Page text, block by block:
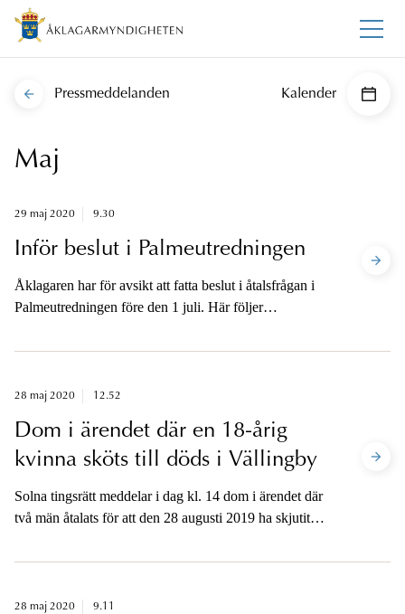
Pressmeddelanden Kalender
Maj
29 maj 2020 9.30
Inför beslut i Palmeutredningen
Åklagaren har för avsikt att fatta beslut i åtalsfrågan i
Palmeutredningen före den 1 juli. Här följer
28 maj 2020 12.52
Dom i ärendet där en 18-årig
kvinna sköts till döds i Vällingby
Solna tingsrätt meddelar i dag kl. 14 dom i ärendet där
två män åtalats för att den 28 augusti 2019 ha skjutit
mord på en 33-årig man. Ytterligare en man står åtalad
Nacka.
28 maj 2020 9.11